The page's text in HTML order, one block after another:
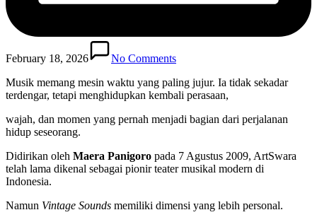
February 18, 2026
No Comments
Musik memang mesin waktu yang paling jujur. Ia tidak sekadar
terdengar, tetapi menghidupkan kembali perasaan,
wajah, dan momen yang pernah menjadi bagian dari perjalanan
hidup seseorang.
Didirikan oleh Maera Panigoro pada 7 Agustus 2009, ArtSwara
telah lama dikenal sebagai pionir teater musikal modern di
Indonesia.
Namun Vintage Sounds memiliki dimensi yang lebih personal.